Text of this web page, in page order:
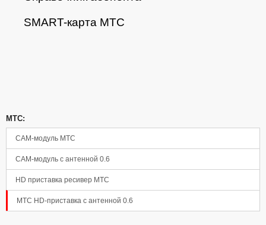
SMART-карта МТС
МТС:
CAM-модуль МТС
CAM-модуль с антенной 0.6
HD приставка ресивер МТС
МТС HD-приставка с антенной 0.6
Панель управления